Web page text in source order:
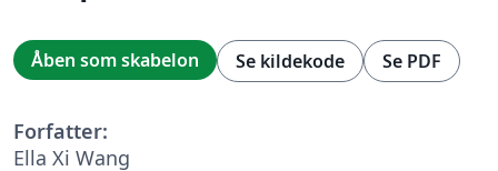
Åben som skabelon Se kildekode Se PDF
Forfatter:
Ella Xi Wang